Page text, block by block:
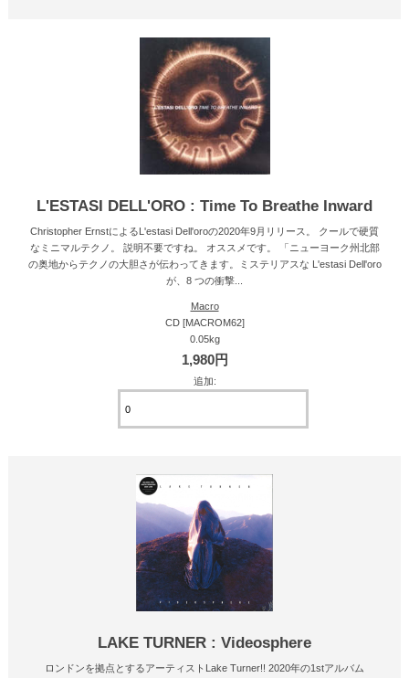
L'ESTASI DELL'ORO : Time To Breathe Inward
Christopher ErnstによるL'estasi Dell'oroの2020年9月リリース。 クールで硬質
なミニマルテクノ。 説明不要ですね。 オススメです。 「ニューヨーク州北部
の奥地からテクノの大胆さが伝わってきます。ミステリアスな L'estasi Dell'oro
が、8 つの衝撃...
Macro
CD [MACROM62]
0.05kg
1,980円
追加:
LAKE TURNER : Videosphere
ロンドンを拠点とするアーティストLake Turner!! 2020年の1stアルバム